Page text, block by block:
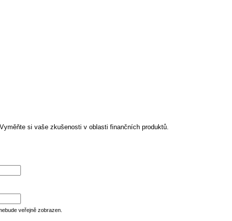
Vyměňte si vaše zkušenosti v oblasti finančních produktů.
veřejně zobrazen.